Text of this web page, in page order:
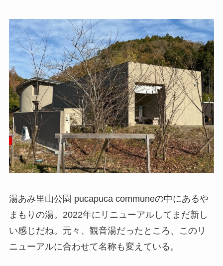
湯あみ里山公園 pucapuca communeの中にあるや
まもりの湯。2022年にリニューアルしてまだ新し
い感じだね。元々、観音湯だったところ、このリ
ニューアルに合わせて名称も変えている。